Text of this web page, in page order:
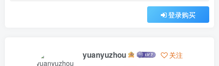
登录购买
yuanyuzhou 关注